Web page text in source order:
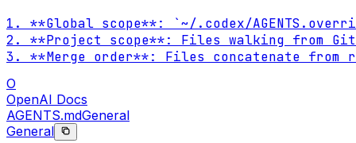
1. **Global scope**: `~/.codex/
2. **Project scope**: Files walking from
3. **Merge order**: Files concatenate from
O
OpenAI Docs
AGENTS.mdGeneral
General